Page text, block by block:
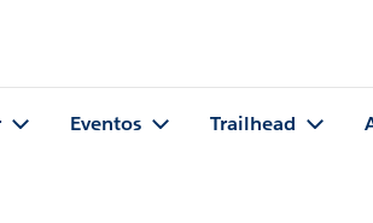
Eventos Trailhead